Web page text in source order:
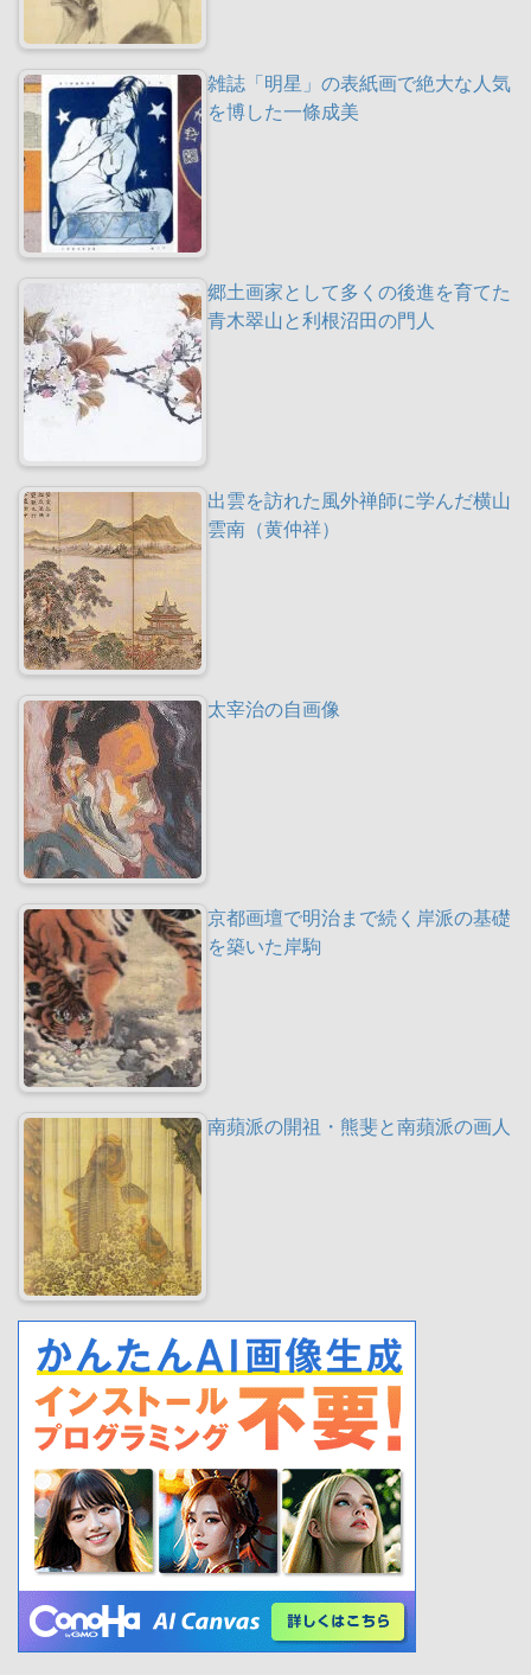
雑誌「明星」の表紙画で絶大な人気
を博した一條成美
郷土画家として多くの後進を育てた
青木翠山と利根沼田の門人
出雲を訪れた風外禅師に学んだ横山
雲南（黄仲祥）
太宰治の自画像
京都画壇で明治まで続く岸派の基礎
を築いた岸駒
南蘋派の開祖・熊斐と南蘋派の画人